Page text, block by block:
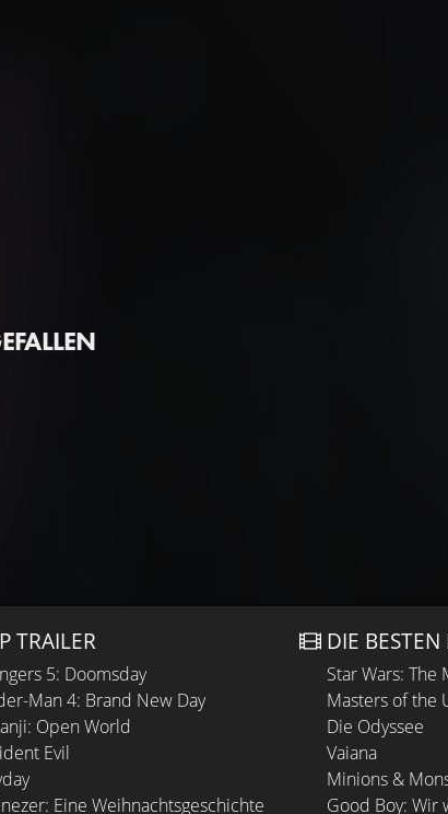
TRAILER
5: Doomsday
Man 4: Brand New Day
Open World
Evil
Eine Weihnachtsgeschichte
DIE BESTEN
Star Wars:
Masters of the
Die Odyssee
Vaiana
Minions &
Good Boy: Wir